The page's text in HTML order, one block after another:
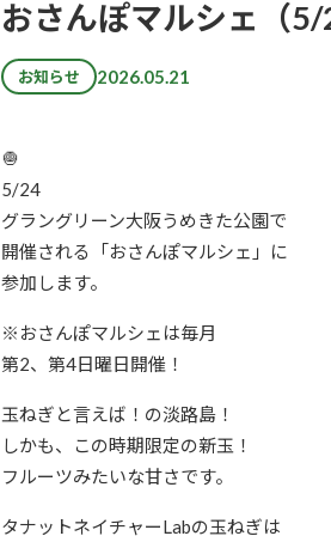
おさんぽマルシェ（
お知らせ 2026.05.21
🧅
5/24
グラングリーン大阪うめきた公園で
開催される「おさんぽマルシェ」に
参加します。
※おさんぽマルシェは毎月
第2、第4日曜日開催！
玉ねぎと言えば！の淡路島！
しかも、この時期限定の新玉！
フルーツみたいな甘さです。
タナットネイチャーLabの玉ねぎは